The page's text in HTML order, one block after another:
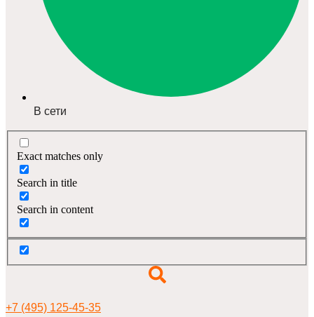
В сети
Exact matches only
Search in title
Search in content
+7 (495) 125-45-35